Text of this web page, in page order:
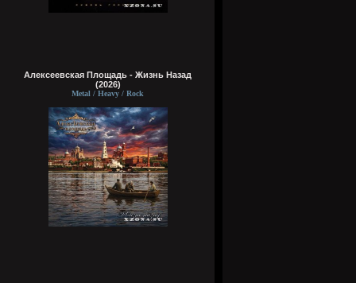
Алексеевская Площадь - Жизнь Назад
(2026)
Metal / Heavy / Rock